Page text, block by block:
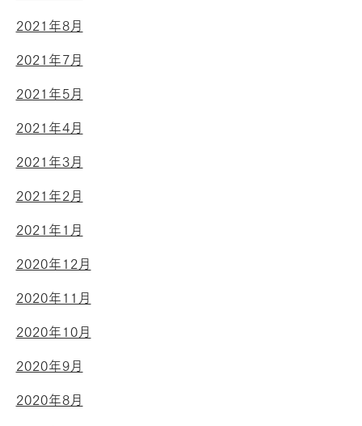
2021年8月
2021年7月
2021年5月
2021年4月
2021年3月
2021年2月
2021年1月
2020年12月
2020年11月
2020年10月
2020年9月
2020年8月